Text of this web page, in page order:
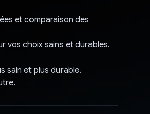
et comparaison des
vos choix sains et durables.
sain et plus durable.